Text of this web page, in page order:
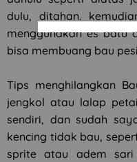
dulu, ditahan.
menggunakan es batu
bisa membuang bau
Tips menghilangkan
jengkol atau lalap
sendiri, dan sudah
kencing tidak bau,
sprite atau adem